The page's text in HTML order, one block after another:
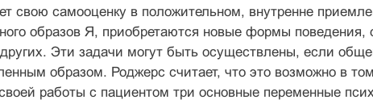
свою самооценку в положительном, внутренне
образов Я, приобретаются новые формы поведения,
Эти задачи могут быть осуществлены, если
образом. Роджерс считает, что это возможно в
работы с пациентом три основные переменные